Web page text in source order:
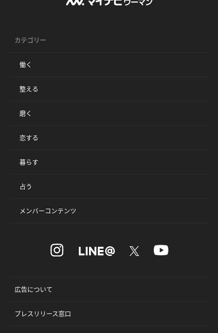
カテゴリー
働く
整える
磨く
恋する
暮らす
占う
メンバーコンテンツ
広告について
プレスリリース窓口